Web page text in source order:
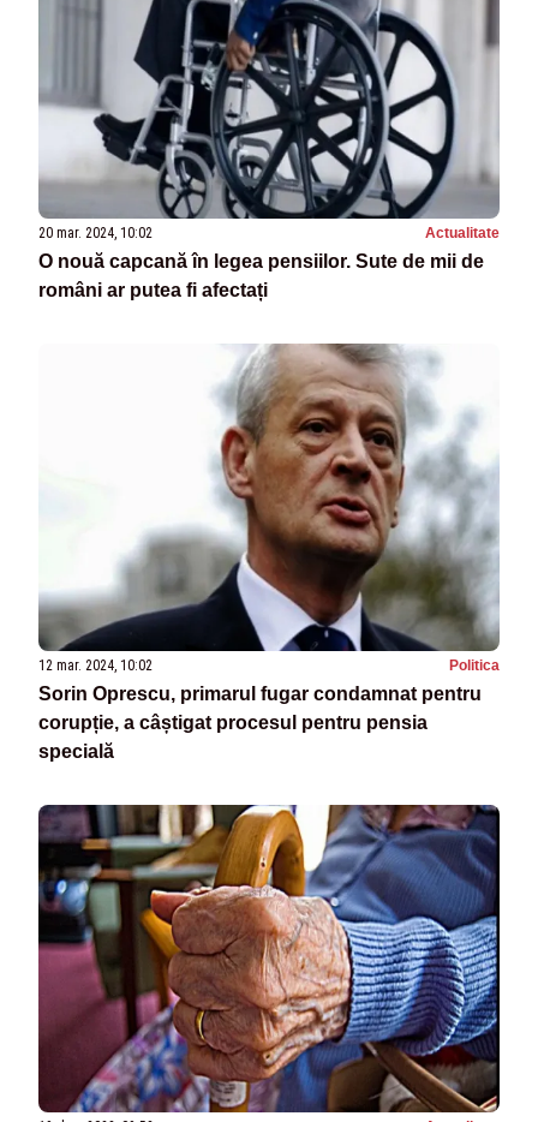
20 mar. 2024, 10:02 Actualitate
O nouă capcană în legea pensiilor. Sute de mii de
români ar putea fi afectați
12 mar. 2024, 10:02 Politica
Sorin Oprescu, primarul fugar condamnat pentru
corupție, a câștigat procesul pentru pensia
specială